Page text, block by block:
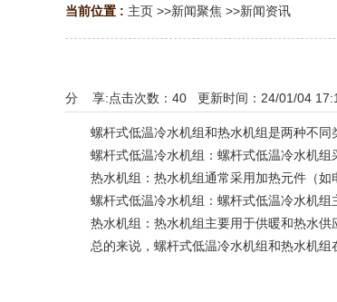
当前位置 : 主页 >>新闻聚焦 >>新闻资讯
点击次数： 40 更新时间：24/01/04
分 享:
螺杆式低温冷水机组和热水机组是两种不同
螺杆式低温冷水机组：螺杆式低温冷水机组
热水机组：热水机组通常采用加热元件（如
螺杆式低温冷水机组：螺杆式低温冷水机组
热水机组：热水机组主要用于供暖和热水供
总的来说，螺杆式低温冷水机组和热水机组